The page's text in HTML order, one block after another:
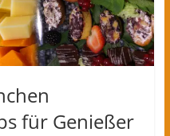
für Genießer